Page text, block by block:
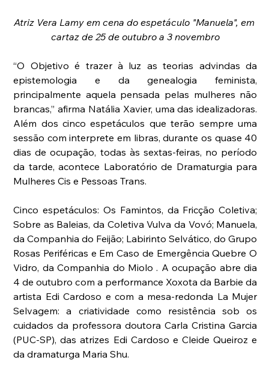
Atriz Vera Lamy em cena do espetáculo "Manuela", em
cartaz de 25 de outubro a 3 novembro
“O Objetivo é trazer à luz as teorias advindas da
epistemologia e da genealogia feminista,
principalmente aquela pensada pelas mulheres não
brancas,” afirma Natália Xavier, uma das idealizadoras.
Além dos cinco espetáculos que terão sempre uma
sessão com interprete em libras, durante os quase 40
dias de ocupação, todas às sextas-feiras, no período
da tarde, acontece Laboratório de Dramaturgia para
Mulheres Cis e Pessoas Trans.
Cinco espetáculos: Os Famintos, da Fricção Coletiva;
Sobre as Baleias, da Coletiva Vulva da Vovó; Manuela,
da Companhia do Feijão; Labirinto Selvático, do Grupo
Rosas Periféricas e Em Caso de Emergência Quebre O
Vidro, da Companhia do Miolo . A ocupação abre dia
4 de outubro com a performance Xoxota da Barbie da
artista Edi Cardoso e com a mesa-redonda La Mujer
Selvagem: a criatividade como resistência sob os
cuidados da professora doutora Carla Cristina Garcia
(PUC-SP), das atrizes Edi Cardoso e Cleide Queiroz e
da dramaturga Maria Shu.